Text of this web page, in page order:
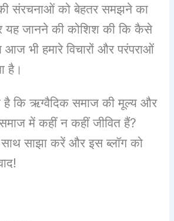
संरचनाओं को बेहतर समझने का
यह जानने की कोशिश की कि कैसे
आज भी हमारे विचारों और परंपराओं
है।
है कि ऋग्वैदिक समाज की मूल्य और
में कहीं न कहीं जीवित हैं?
साथ साझा करें और इस ब्लॉग को